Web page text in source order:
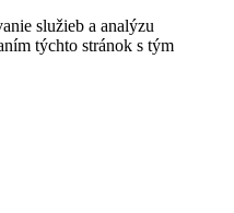
služieb a analýzu
týchto stránok s tým